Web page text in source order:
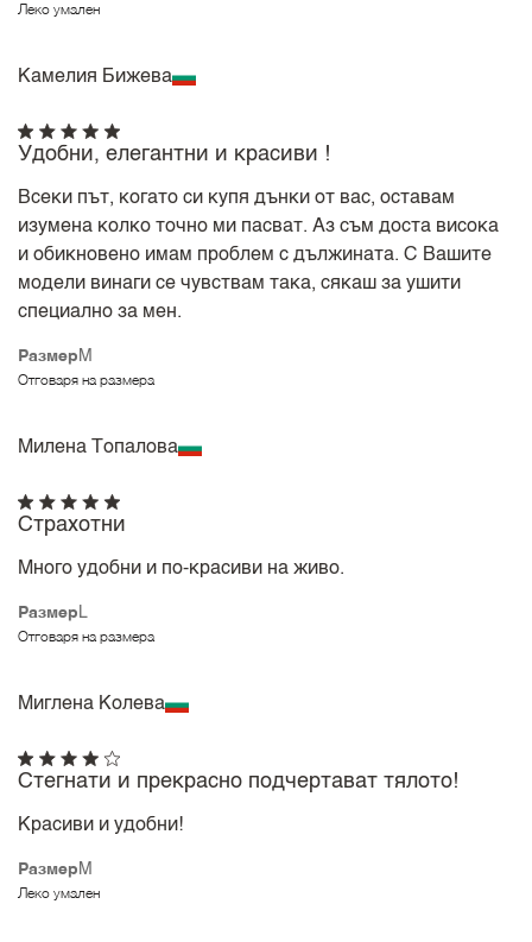
Леко умален
Камелия Бижева
Размер M
Отговаря на размера
Удобни, елегантни и красиви !
Всеки път, когато си купя дънки от вас, оставам
изумена колко точно ми пасват. Аз съм доста висока
и обикновено имам проблем с дължината. С Вашите
модели винаги се чувствам така, сякаш за ушити
специално за мен.
Милена Топалова
Размер L
Отговаря на размера
Страхотни
Много удобни и по-красиви на живо.
Миглена Колева
Размер M
Леко умален
Стегнати и прекрасно подчертават тялото!
Красиви и удобни!